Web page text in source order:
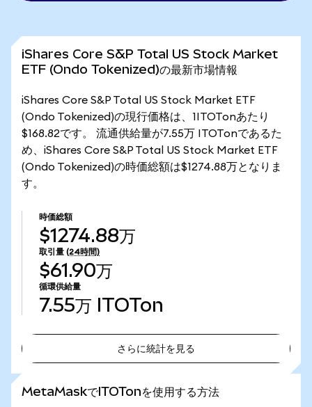
iShares Core S&P Total US Stock Market
ETF (Ondo Tokenized)の最新市場情報
iShares Core S&P Total US Stock Market ETF
(Ondo Tokenized)の現行価格は、1ITOTonあたり
$168.82です。 流通供給量が7.55万 ITOTonであるた
め、iShares Core S&P Total US Stock Market ETF
(Ondo Tokenized)の時価総額は$1274.88万となりま
す。
時価総額
$1274.88万
取引量 (24時間)
$61.90万
循環供給量
7.55万 ITOTon
さらに統計を見る
MetaMaskでITOTonを使用する方法